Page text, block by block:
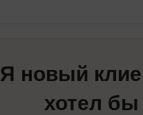
Я новый
хотел бы